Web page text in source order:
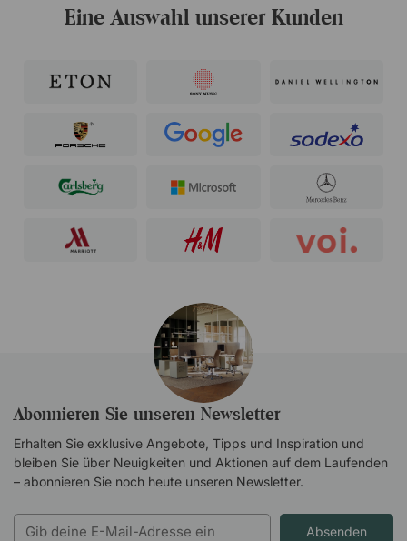
Eine Auswahl unserer Kunden
Abonnieren Sie unseren Newsletter
Erhalten Sie exklusive Angebote, Tipps und Inspiration und
bleiben Sie über Neuigkeiten und Aktionen auf dem Laufenden
– abonnieren Sie noch heute unseren Newsletter.
Absenden